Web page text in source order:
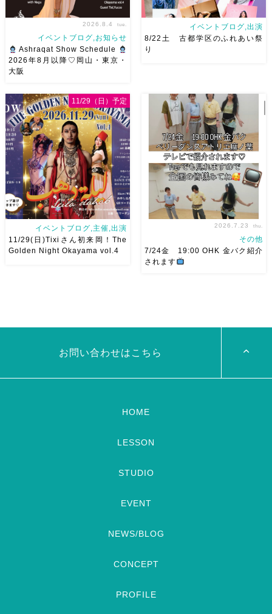
です♡皆様にお会いできますよ
うに
ご予約はメッセージく
ださい
お待ちしています
Ashraqat Show Schedule
岡山・8/22(土) […]
2026.8.4 tue.
イベントブログ,お知らせ
Ashraqat Show Schedule
2026年8月以降♡岡山・東京・
大阪
りにて踊らせていただきます♡
太鼓も叩くよー！私たちは
18:40頃から出演です屋台も出
てとても楽しいお祭りになりそ
う
私たちも踊った後は祭り
を楽しみます
遊びにいら
[…]
イベントブログ,出演
8/22土 古都学区のふれあい祭
り
イベントブログ,主催,出演
11/29(日)Tixiさん初来岡！The
Golden Night Okayama vol.4
11/29（日）予定
2026.7.23 thu.
その他
7/24金 19:00 OHK 金バク紹介
されます
お問い合わせはこちら
HOME
LESSON
STUDIO
EVENT
NEWS/BLOG
CONCEPT
PROFILE